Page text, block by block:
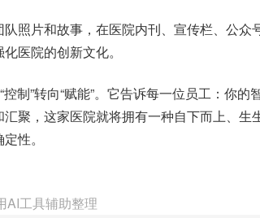
片和故事，在医院内刊、宣传栏、公众
医院的创新文化。
”转向“赋能”。它告诉每一位员工：你的
聚，这家医院就将拥有一种自下而上、生
性。
AI工具辅助整理